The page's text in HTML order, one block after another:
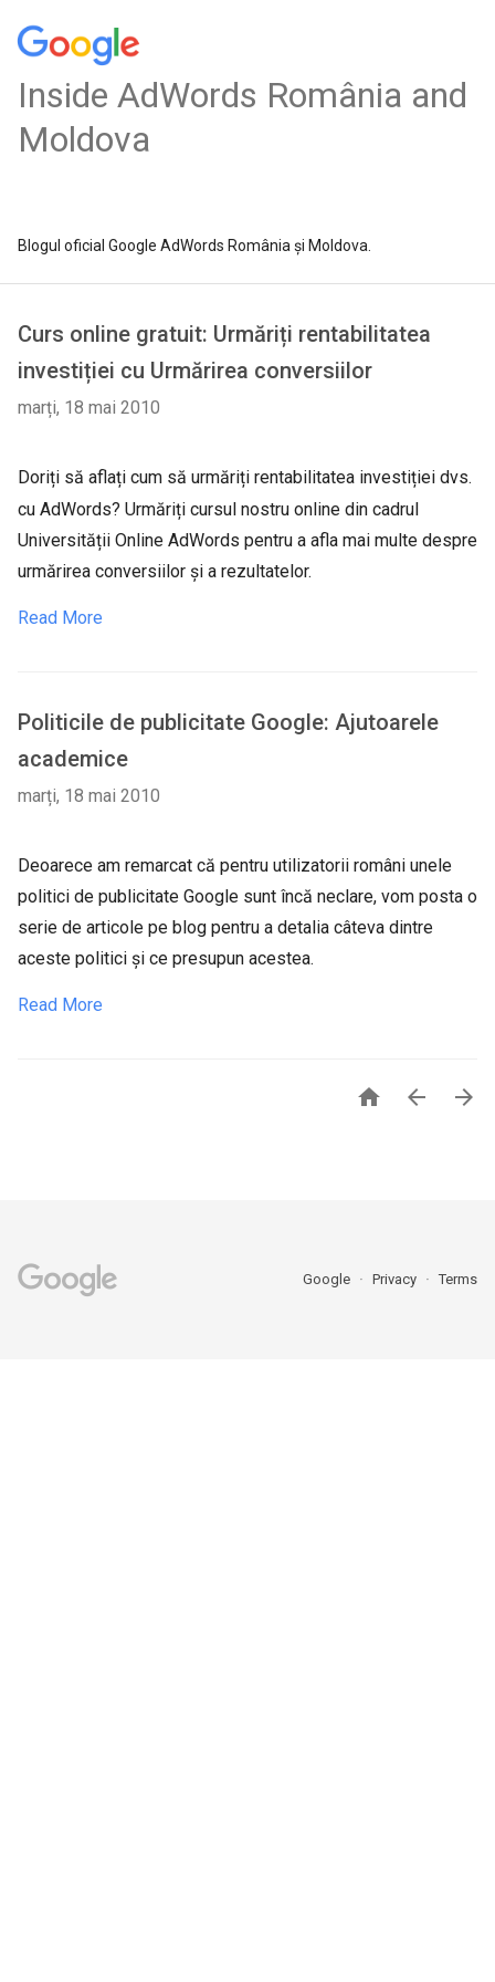
Inside AdWords România and
Moldova
Blogul oficial Google AdWords România și Moldova.
Curs online gratuit: Urmăriți rentabilitatea
investiției cu Urmărirea conversiilor
marți, 18 mai 2010
Doriți să aflați cum să urmăriți rentabilitatea investiției dvs.
cu AdWords? Urmăriți cursul nostru online din cadrul
Universității Online AdWords pentru a afla mai multe despre
urmărirea conversiilor și a rezultatelor.
Read More
Politicile de publicitate Google: Ajutoarele
academice
marți, 18 mai 2010
Deoarece am remarcat că pentru utilizatorii români unele
politici de publicitate Google sunt încă neclare, vom posta o
serie de articole pe blog pentru a detalia câteva dintre
aceste politici și ce presupun acestea.
Read More
  
Google Privacy Terms